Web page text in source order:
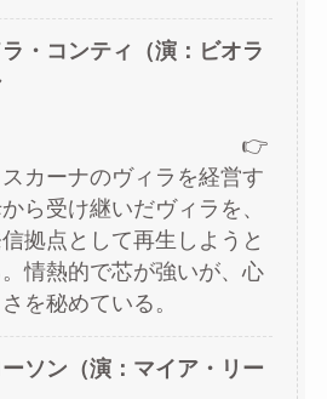
・コンティ（演：ビオラ
カーナのヴィラを経営す
ら受け継いだヴィラを、
拠点として再生しようと
情熱的で芯が強いが、心
を秘めている。
ソン（演：マイア・リー